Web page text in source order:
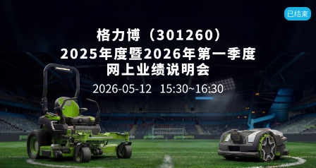
已结束